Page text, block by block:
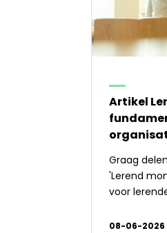
Artikel
Graag
'Lerend
voor
08-06-2026